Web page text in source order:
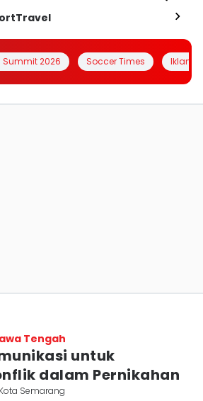
Travel
2026 Soccer Times Iklanin
Tengah
untuk
dalam Pernikahan
Kota Semarang